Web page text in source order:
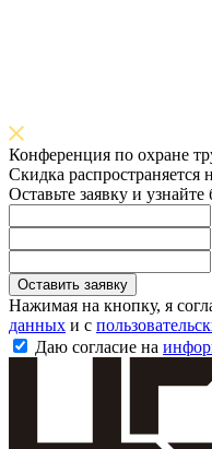
Конференция по охране
Скидка распространяется
Оставьте заявку и
Оставить заявку
Нажимая на кнопку, я
данных и с
Даю согласие на